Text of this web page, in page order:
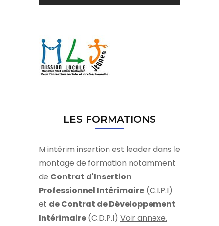
LES FORMATIONS
M intérim insertion est leader dans le
montage de formation notamment
de Contrat d'Insertion
Professionnel Intérimaire (C.I.P.I)
et de Contrat de Développement
Intérimaire (C.D.P.I) Voir annexe.